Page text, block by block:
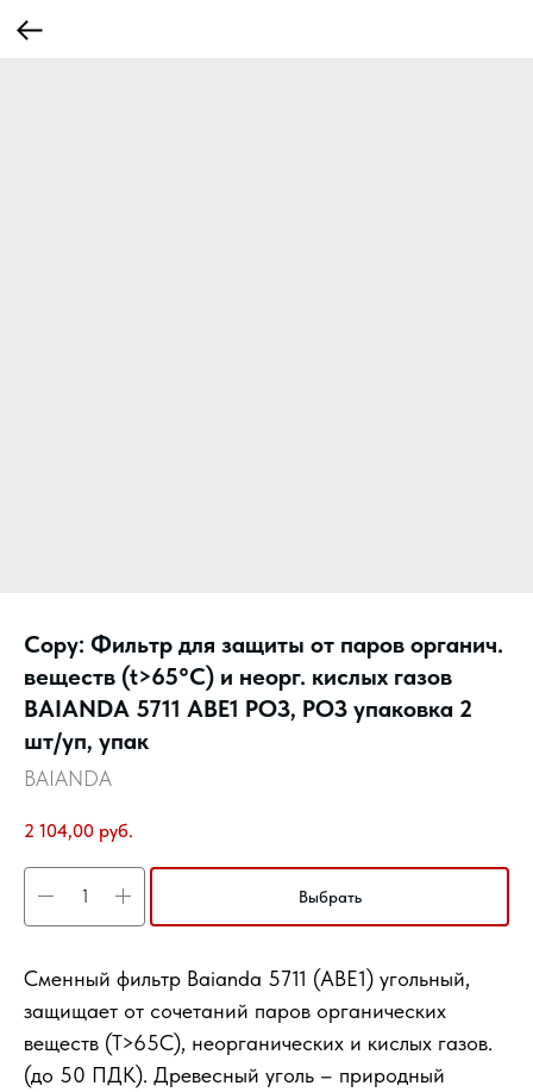
Copy: Фильтр для защиты от паров органич.
веществ (t>65°С) и неорг. кислых газов
BAIANDA 5711 ABE1 РОЗ, РОЗ упаковка 2
шт/уп, упак
BAIANDA
2 104,00 руб.
Выбрать
Сменный фильтр Baianda 5711 (АBЕ1) угольный,
защищает от cочетаний паров органических
веществ (T>65C), неорганических и кислых газов.
(до 50 ПДК). Древесный уголь – природный